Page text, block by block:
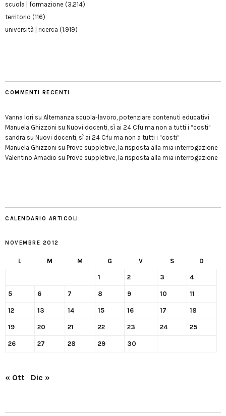
scuola | formazione (3.214)
territorio (116)
università | ricerca (1.919)
COMMENTI RECENTI
Vanna Iori su Alternanza scuola-lavoro, potenziare contenuti educativi
Manuela Ghizzoni su Nuovi docenti, sì ai 24 Cfu ma non a tutti i “costi”
sandra su Nuovi docenti, sì ai 24 Cfu ma non a tutti i “costi”
Manuela Ghizzoni su Prove suppletive, la risposta alla mia interrogazione
Valentino Amadio su Prove suppletive, la risposta alla mia interrogazione
CALENDARIO ARTICOLI
NOVEMBRE 2012
L M M G V S D
1 2 3 4
5 6 7 8 9 10 11
12 13 14 15 16 17 18
19 20 21 22 23 24 25
26 27 28 29 30
« Ott Dic »